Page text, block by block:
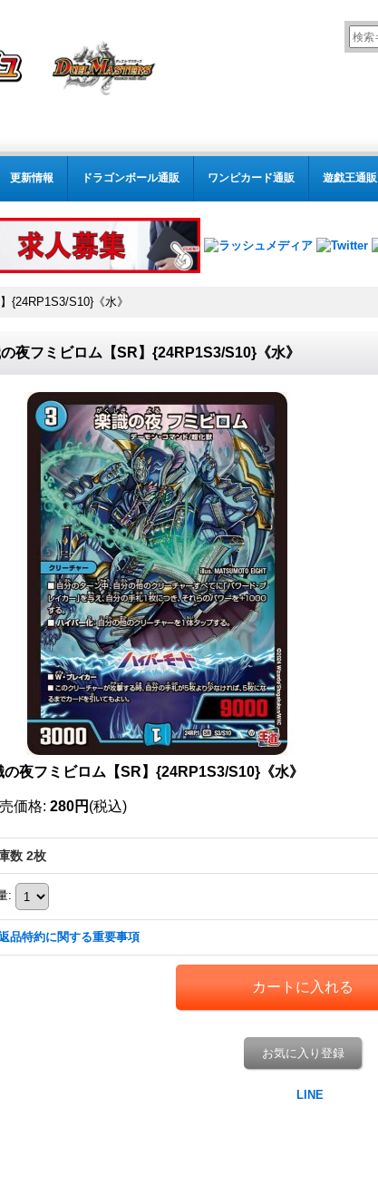
更新情報 ドラゴンボール通販 ワンピカード通販 遊戯王通販
{24RP1S3/S10}《水》
夜フミビロム【SR】{24RP1S3/S10}《水》
の夜フミビロム【SR】{24RP1S3/S10}《水》
価格: 280円 (税込)
数 2枚
:
品特約に関する重要事項
お気に入り登録